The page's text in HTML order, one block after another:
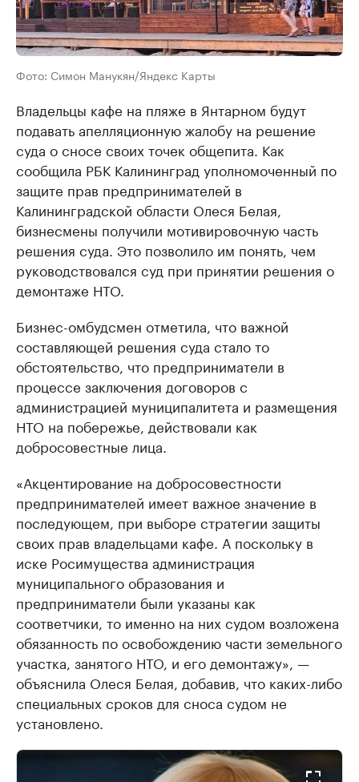
Фото: Симон Манукян/Яндекс Карты
Владельцы кафе на пляже в Янтарном будут
подавать апелляционную жалобу на решение
суда о сносе своих точек общепита. Как
сообщила РБК Калининград уполномоченный по
защите прав предпринимателей в
Калининградской области Олеся Белая,
бизнесмены получили мотивировочную часть
решения суда. Это позволило им понять, чем
руководствовался суд при принятии решения о
демонтаже НТО.
Бизнес-омбудсмен отметила, что важной
составляющей решения суда стало то
обстоятельство, что предприниматели в
процессе заключения договоров с
администрацией муниципалитета и размещения
НТО на побережье, действовали как
добросовестные лица.
«Акцентирование на добросовестности
предпринимателей имеет важное значение в
последующем, при выборе стратегии защиты
своих прав владельцами кафе. А поскольку в
иске Росимущества администрация
муниципального образования и
предприниматели были указаны как
соответчики, то именно на них судом возложена
обязанность по освобождению части земельного
участка, занятого НТО, и его демонтажу», —
объяснила Олеся Белая, добавив, что каких-либо
специальных сроков для сноса судом не
установлено.